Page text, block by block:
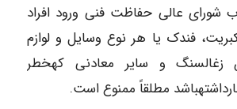
شورای عالی حفاظت فنی ورود افراد
فندک یا هر نوع وسایل و لوازم
آتش‎زا به معادن زغال‎سنگ و سایر معادنی که‎خطر